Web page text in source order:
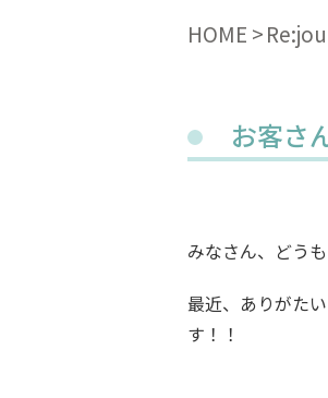
HOME
お客さ
みなさん、どう
最近、ありがた
す！！